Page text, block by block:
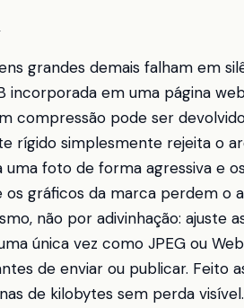
grandes demais falham em
incorporada em uma página
compressão pode ser
rígido simplesmente rejeita o
foto de forma agressiva e
gráficos da marca perdem o
não por adivinhação: ajuste
única vez como JPEG ou
de enviar ou publicar. Feito
de kilobytes sem perda